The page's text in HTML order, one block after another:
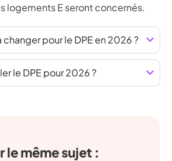
logements E seront concernés.
changer pour le DPE en 2026 ?
le DPE pour 2026 ?
le même sujet :